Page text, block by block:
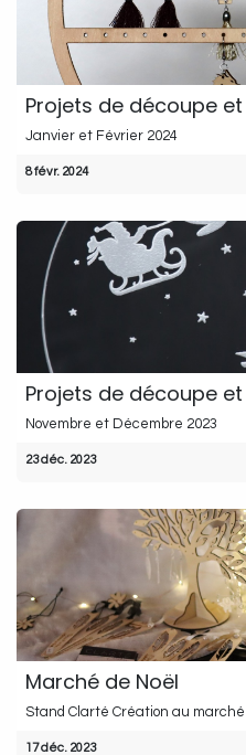
Projets de découpe
Janvier et Février 2024
8 févr. 2024
Projets de découpe
Novembre et Décembre 2023
23 déc. 2023
Marché de Noël
Stand Clarté Création au
17 déc. 2023